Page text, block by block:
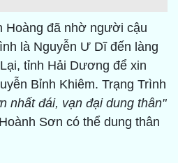
Hoàng đã nhờ người cậu
là Nguyễn Ư Dĩ đến làng
tỉnh Hải Dương để xin
Bỉnh Khiêm. Trạng Trình
nhất đái, vạn đại dung thân"
Sơn có thể dung thân